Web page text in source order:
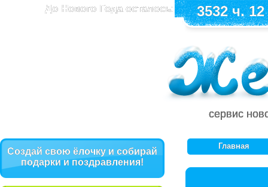
До Нового Года осталось: 3532 ч.
сервис
Создай свою ёлочку и собирай
подарки и поздравления!
Главная